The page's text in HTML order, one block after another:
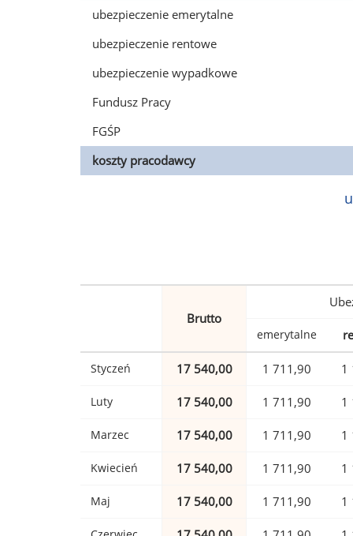
ubezpieczenie emerytalne
ubezpieczenie rentowe
ubezpieczenie wypadkowe
Fundusz Pracy
FGŚP
koszty pracodawcy
Brutto
emerytalne
Styczeń 17 540,00 1 711,90 1
Luty 17 540,00 1 711,90 1
Marzec 17 540,00 1 711,90 1
Kwiecień 17 540,00 1 711,90 1
Maj 17 540,00 1 711,90 1